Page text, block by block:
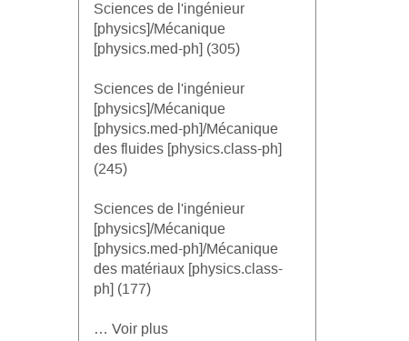
Sciences de l'ingénieur
[physics]/Mécanique
[physics.med-ph] (305)
Sciences de l'ingénieur
[physics]/Mécanique
[physics.med-ph]/Mécanique
des fluides [physics.class-ph]
(245)
Sciences de l'ingénieur
[physics]/Mécanique
[physics.med-ph]/Mécanique
des matériaux [physics.class-
ph] (177)
… Voir plus